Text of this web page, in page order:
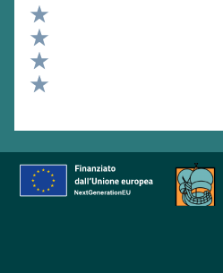
Valuta 5 stelle su 5
Valuta 4 stelle su 5
Valuta 3 stelle su 5
Valuta 2 stelle su 5